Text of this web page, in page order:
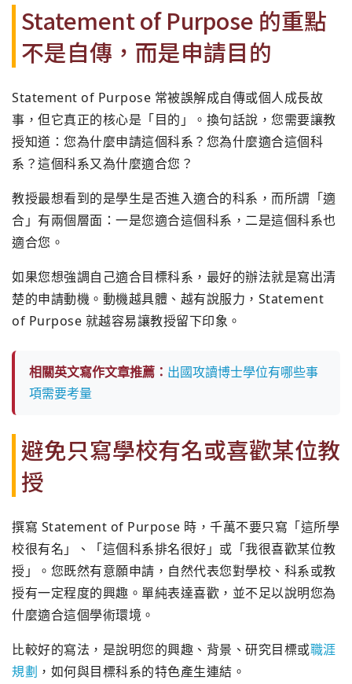
Statement of Purpose 的重點
不是自傳，而是申請目的
Statement of Purpose 常被誤解成自傳或個人成長故
事，但它真正的核心是「目的」。換句話說，您需要讓教
授知道：您為什麼申請這個科系？您為什麼適合這個科
系？這個科系又為什麼適合您？
教授最想看到的是學生是否進入適合的科系，而所謂「適
合」有兩個層面：一是您適合這個科系，二是這個科系也
適合您。
如果您想強調自己適合目標科系，最好的辦法就是寫出清
楚的申請動機。動機越具體、越有說服力，Statement
of Purpose 就越容易讓教授留下印象。
相關英文寫作文章推薦： 出國攻讀博士學位有哪些事
項需要考量
避免只寫學校有名或喜歡某位教
授
撰寫 Statement of Purpose 時，千萬不要只寫「這所學
校很有名」、「這個科系排名很好」或「我很喜歡某位教
授」。您既然有意願申請，自然代表您對學校、科系或教
授有一定程度的興趣。單純表達喜歡，並不足以說明您為
什麼適合這個學術環境。
比較好的寫法，是說明您的興趣、背景、研究目標或職涯
規劃 ，如何與目標科系的特色產生連結。